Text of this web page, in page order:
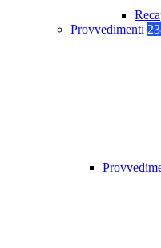
Provvedimenti